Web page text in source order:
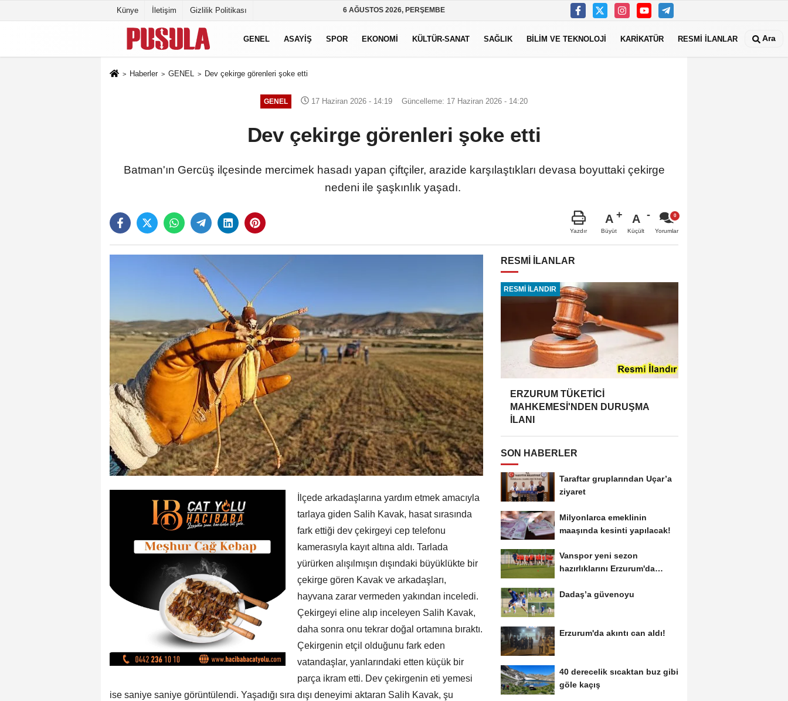
Künye İletişim Gizlilik Politikası 6 AĞUSTOS 2026, PERŞEMBE
GENEL ASAYİŞ SPOR EKONOMİ KÜLTÜR-SANAT SAĞLIK BİLİM VE TEKNOLOJİ KARİKATÜR RESMİ İLANLAR Ara
Haberler GENEL Dev çekirge görenleri şoke etti
GENEL 17 Haziran 2026 - 14:19 Güncelleme: 17 Haziran 2026 - 14:20
Dev çekirge görenleri şoke etti
Batman'ın Gercüş ilçesinde mercimek hasadı yapan çiftçiler, arazide karşılaştıkları devasa boyuttaki çekirge
nedeni ile şaşkınlık yaşadı.
Yazdır
A
Büyüt
A
Küçült Yorumlar
İlçede arkadaşlarına yardım etmek amacıyla
tarlaya giden Salih Kavak, hasat sırasında
fark ettiği dev çekirgeyi cep telefonu
kamerasıyla kayıt altına aldı. Tarlada
yürürken alışılmışın dışındaki büyüklükte bir
çekirge gören Kavak ve arkadaşları,
hayvana zarar vermeden yakından inceledi.
Çekirgeyi eline alıp inceleyen Salih Kavak,
daha sonra onu tekrar doğal ortamına bıraktı.
Çekirgenin etçil olduğunu fark eden
vatandaşlar, yanlarındaki etten küçük bir
parça ikram etti. Dev çekirgenin eti yemesi
ise saniye saniye görüntülendi. Yaşadığı sıra dışı deneyimi aktaran Salih Kavak, şu
RESMİ İLANLAR
RESMİ İLANDIR
ERZURUM TÜKETİCİ
MAHKEMESİ'NDEN DURUŞMA
İLANI
SON HABERLER
Taraftar gruplarından Uçar’a
ziyaret
Milyonlarca emeklinin
maaşında kesinti yapılacak!
Vanspor yeni sezon
hazırlıklarını Erzurum'da
Dadaş’a güvenoyu
Erzurum'da akıntı can aldı!
40 derecelik sıcaktan buz gibi
göle kaçış